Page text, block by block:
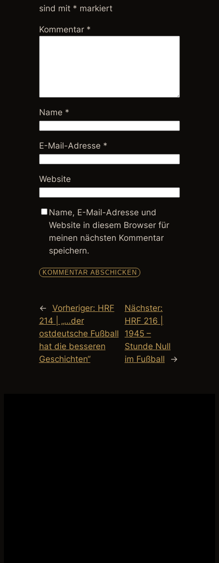
sind mit * markiert
Kommentar *
Name *
E-Mail-Adresse *
Website
Name, E-Mail-Adresse und
Website in diesem Browser für
meinen nächsten Kommentar
speichern.
← Vorheriger: HRF
214 | „…der
ostdeutsche Fußball
hat die besseren
Geschichten“
Nächster:
HRF 216 |
1945 –
Stunde Null
im Fußball
→